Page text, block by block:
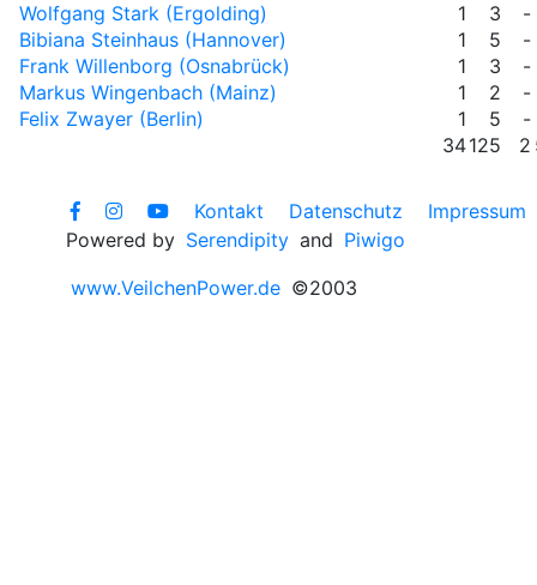
Wolfgang Stark (Ergolding)
1 3
-
Bibiana Steinhaus (Hannover)
1 5
-
Frank Willenborg (Osnabrück)
1 3
-
Markus Wingenbach (Mainz)
1 2
-
Felix Zwayer (Berlin)
1 5
-
34125 2
Kontakt Datenschutz
Impressum
Powered by Serendipity and Piwigo
www.VeilchenPower.de ©2003